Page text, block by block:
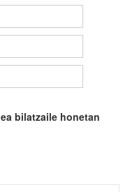
bilatzaile honetan